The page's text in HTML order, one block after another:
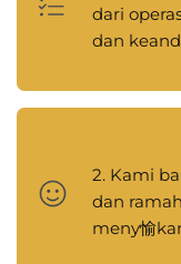
dari
dan
2. Kami
dan
meny愉